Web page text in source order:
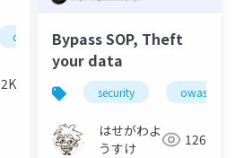
owaspjapan ssrf
Bypass SOP, Theft
your data
security
はせがわよ
うすけ
126